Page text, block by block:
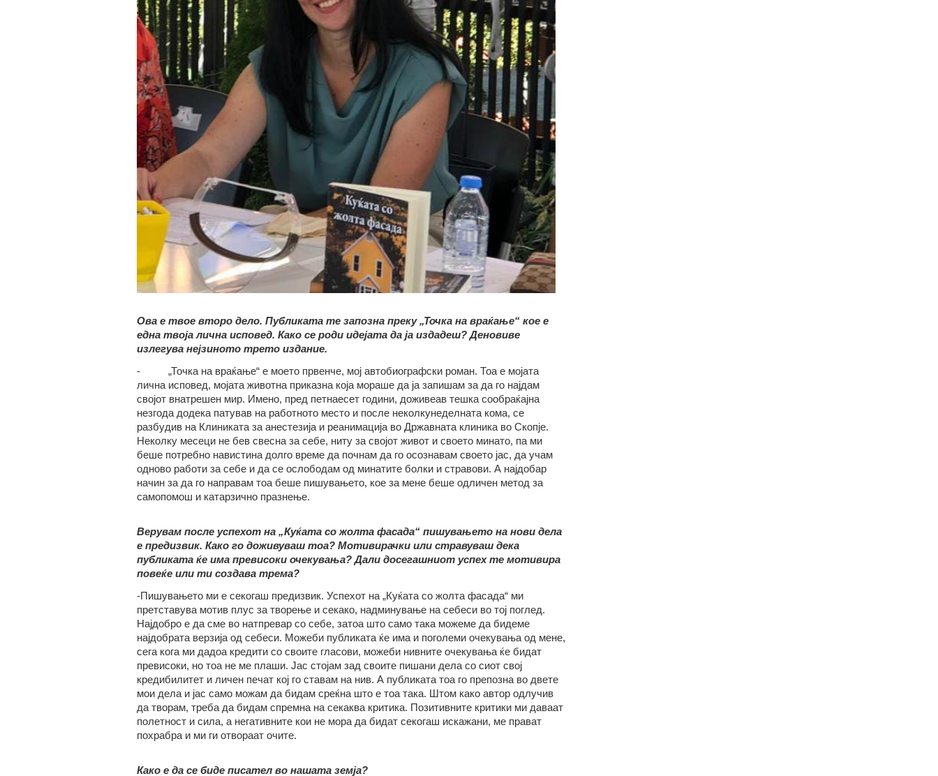
Ова е твое второ дело. Публиката те запозна преку „Точка на враќање“ кое е
една твоја лична исповед. Како се роди идејата да ја издадеш? Деновиве
излегува нејзиното трето издание.
- „Точка на враќање“ е моето првенче, мој автобиографски роман. Тоа е мојата
лична исповед, мојата животна приказна која мораше да ја запишам за да го најдам
својот внатрешен мир. Имено, пред петнаесет години, доживеав тешка сообраќајна
незгода додека патував на работното место и после неколкунеделната кома, се
разбудив на Клиниката за анестезија и реанимација во Државната клиника во Скопје.
Неколку месеци не бев свесна за себе, ниту за својот живот и своето минато, па ми
беше потребно навистина долго време да почнам да го осознавам своето јас, да учам
одново работи за себе и да се ослободам од минатите болки и стравови. А најдобар
начин за да го направам тоа беше пишувањето, кое за мене беше одличен метод за
самопомош и катарзично празнење.
Верувам после успехот на „Куќата со жолта фасада“ пишувањето на нови дела
е предизвик. Како го доживуваш тоа? Мотивирачки или стравуваш дека
публиката ќе има превисоки очекувања? Дали досегашниот успех те мотивира
повеќе или ти создава трема?
-Пишувањето ми е секогаш предизвик. Успехот на „Куќата со жолта фасада“ ми
претставува мотив плус за творење и секако, надминување на себеси во тој поглед.
Најдобро е да сме во натпревар со себе, затоа што само така можеме да бидеме
најдобрата верзија од себеси. Можеби публиката ќе има и поголеми очекувања од мене,
сега кога ми дадоа кредити со своите гласови, можеби нивните очекувања ќе бидат
превисоки, но тоа не ме плаши. Јас стојам зад своите пишани дела со сиот свој
кредибилитет и личен печат кој го ставам на нив. А публиката тоа го препозна во двете
мои дела и јас само можам да бидам среќна што е тоа така. Штом како автор одлучив
да творам, треба да бидам спремна на секаква критика. Позитивните критики ми даваат
полетност и сила, а негативните кои не мора да бидат секогаш искажани, ме прават
похрабра и ми ги отвораат очите.
Како е да се биде писател во нашата земја?